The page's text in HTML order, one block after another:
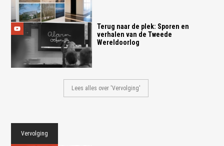
Terug naar de plek: Sporen en
verhalen van de Tweede
Wereldoorlog
Lees alles over 'Vervolging'
Vervolging